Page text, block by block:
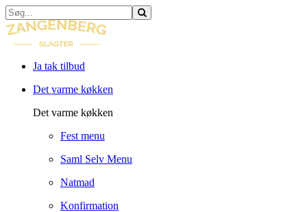
Ja tak tilbud
Det varme køkken
Det varme køkken
Fest menu
Saml Selv Menu
Natmad
Konfirmation